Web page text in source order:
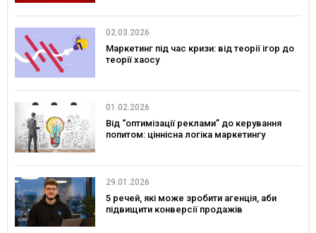
02.03.2026
Маркетинг під час кризи: від теорії ігор до
теорії хаосу
01.02.2026
Від “оптимізації реклами” до керування
попитом: ціннісна логіка маркетингу
29.01.2026
5 речей, які може зробити агенція, аби
підвищити конверсії продажів